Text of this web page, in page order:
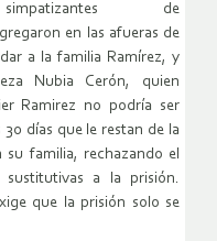
simpatizantes de
en las afueras de
a la familia Ramírez, y
Nubia Cerón, quien
Ramirez no podría ser
días que le restan de la
familia, rechazando el
a la prisión.
que la prisión solo se